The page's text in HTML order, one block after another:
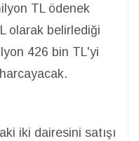
TL ödenek
olarak belirlediği
426 bin TL'yi
iki dairesini satışı